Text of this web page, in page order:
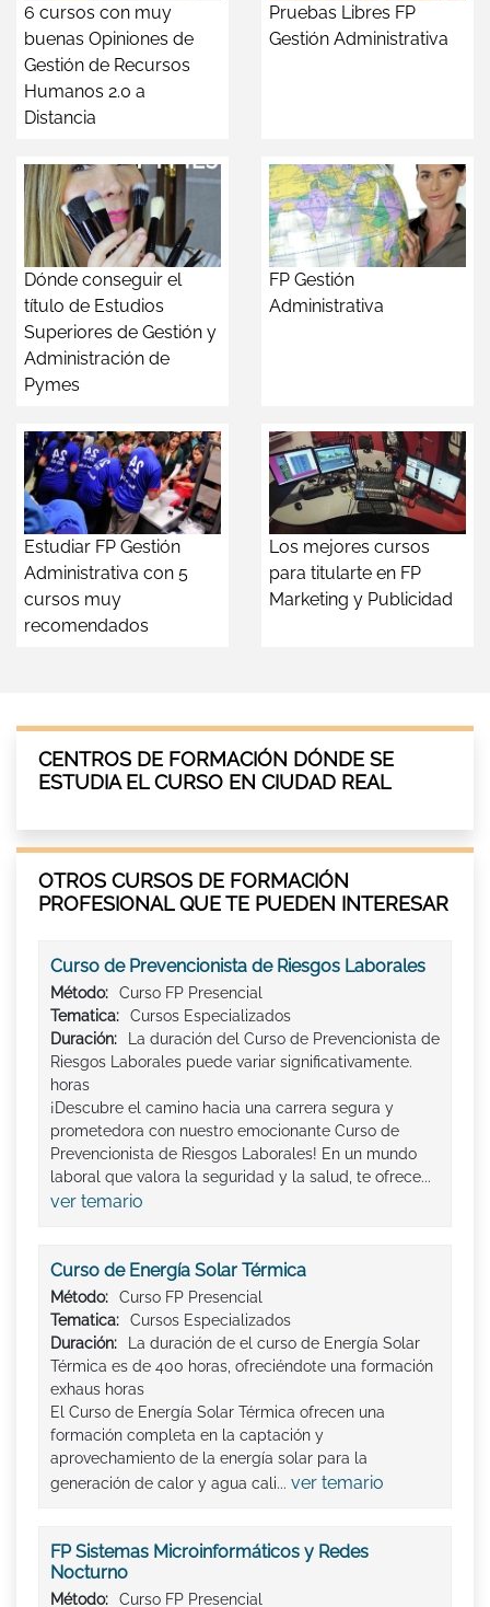
6 cursos con muy
buenas Opiniones de
Gestión de Recursos
Humanos 2.0 a
Distancia
Pruebas Libres FP
Gestión Administrativa
Dónde conseguir el
título de Estudios
Superiores de Gestión y
Administración de
Pymes
FP Gestión
Administrativa
Estudiar FP Gestión
Administrativa con 5
cursos muy
recomendados
Los mejores cursos
para titularte en FP
Marketing y Publicidad
CENTROS DE FORMACIÓN DÓNDE SE
ESTUDIA EL CURSO EN CIUDAD REAL
OTROS CURSOS DE FORMACIÓN
PROFESIONAL QUE TE PUEDEN INTERESAR
Curso de Prevencionista de Riesgos Laborales
Método:
Curso FP Presencial
Tematica:
Cursos Especializados
Duración:
La duración del Curso de Prevencionista de
Riesgos Laborales puede variar significativamente.
horas
¡Descubre el camino hacia una carrera segura y
prometedora con nuestro emocionante Curso de
Prevencionista de Riesgos Laborales! En un mundo
laboral que valora la seguridad y la salud, te ofrece...
ver temario
Curso de Energía Solar Térmica
Método:
Curso FP Presencial
Tematica:
Cursos Especializados
Duración:
La duración de el curso de Energía Solar
Térmica es de 400 horas, ofreciéndote una formación
exhaus horas
El Curso de Energía Solar Térmica ofrecen una
formación completa en la captación y
aprovechamiento de la energía solar para la
generación de calor y agua cali... ver temario
FP Sistemas Microinformáticos y Redes
Nocturno
Método: Curso FP Presencial